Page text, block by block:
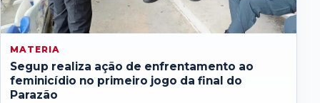
MATERIA
Segup realiza ação de enfrentamento ao
feminicídio no primeiro jogo da final do
Parazão